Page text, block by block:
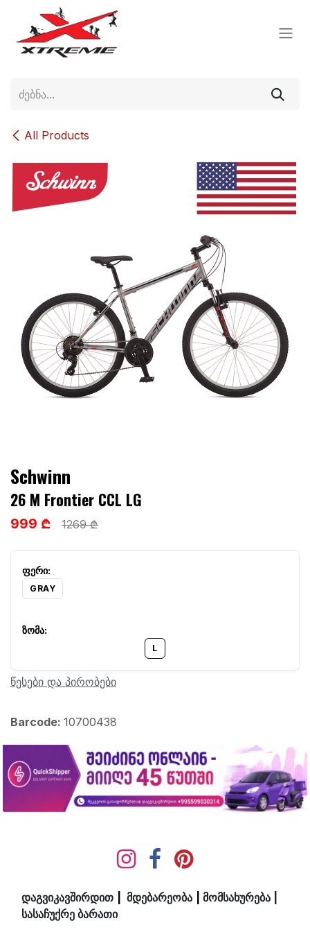
Skip to Content
All Products
Schwinn
26 M Frontier CCL LG
999 ₾ 1269 ₾
GRAY
L
წესები და პირობები
Barcode: 10700438
დაგვიკავშირდით მდ​ებ​​არეობა მომსახურება
სასაჩუქრე ბარათი